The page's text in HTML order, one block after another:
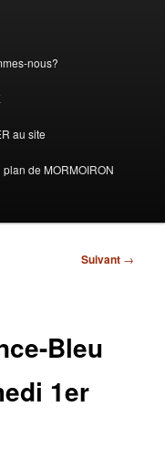
nous?
au site
plan de MORMOIRON
Suivant →
Bleu
1er